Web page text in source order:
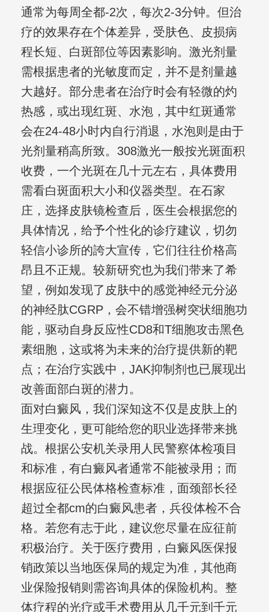
通常为每周全都-2次，每次2-3分钟。但治
疗的效果存在个体差异，受肤色、皮损病
程长短、白斑部位等因素影响。激光剂量
需根据患者的光敏度而定，并不是剂量越
大越好。部分患者在治疗时会有轻微的灼
热感，或出现红斑、水泡，其中红斑通常
会在24-48小时内自行消退，水泡则是由于
光剂量稍高所致。308激光一般按光斑面积
收费，一个光斑在几十元左右，具体费用
需看白斑面积大小和仪器类型。在石家
庄，选择皮肤镜检查后，医生会根据您的
具体情况，给予个性化的诊疗建议，切勿
轻信小诊所的誇大宣传，它们往往价格高
昂且不正规。较新研究也为我们带来了希
望，例如发现了皮肤中的感觉神经元分泌
的神经肽CGRP，会不错增强树突状细胞功
能，驱动自身反应性CD8和T细胞攻击黑色
素细胞，这或将为未来的治疗提供新的靶
点；在治疗实践中，JAK抑制剂也已展现出
改善面部白斑的潜力。
面对白癜风，我们深知这不仅是皮肤上的
生理变化，更可能给您的职业选择带来挑
战。根据公安机关录用人民警察体检项目
和标准，有白癜风者通常不能被录用；而
根据应征公民体格检查标准，面颈部长径
超过全都cm的白癜风患者，兵役体检不合
格。若您有志于此，建议您尽量在应征前
积极治疗。关于医疗费用，白癜风医保报
销政策以当地医保局的规定为准，其他商
业保险报销则需咨询具体的保险机构。整
体疗程的光疗或手术费用从几千元到千元